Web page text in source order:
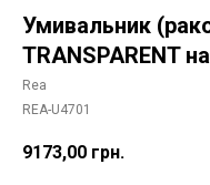
Умивальник
TRANSPARENT
Rea
REA-U4701
9173,00 грн.